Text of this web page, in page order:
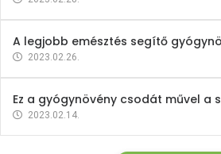
A legjobb emésztés segítő
2023.02.26.
Ez a gyógynövény csodát művel a
2023.02.14.
Vitaminok